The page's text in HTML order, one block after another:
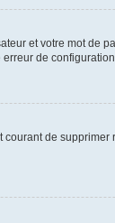
et votre mot de
de
de